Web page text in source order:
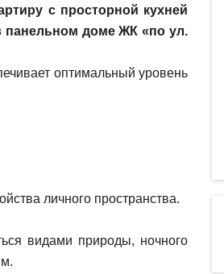
с просторной кухней
панельном доме ЖК «по ул.
оптимальный уровень
личного пространства.
видами природы, ночного